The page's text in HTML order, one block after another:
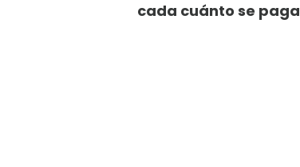
cada cuánto se paga